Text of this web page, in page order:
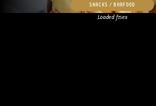
SNACKS / BARFOOD
Loaded fries